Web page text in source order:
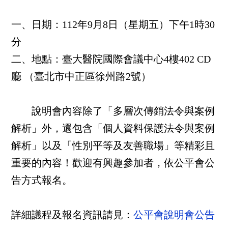
一、日期：112年9月8日（星期五）下午1時30
分
二、地點：臺大醫院國際會議中心4樓402 CD
廳 （臺北市中正區徐州路2號）
說明會內容除了「多層次傳銷法令與案例
解析」外，還包含「個人資料保護法令與案例
解析」以及「性別平等及友善職場」等精彩且
重要的內容！歡迎有興趣參加者，依公平會公
告方式報名。
詳細議程及報名資訊請見：公平會說明會公告